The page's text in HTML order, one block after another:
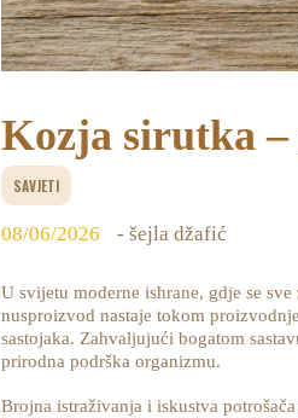
Kozja sirutka
SAVJETI
08/06/2026 - šejla džafić
U svijetu moderne ishrane, gdje se
nusproizvod nastaje tokom
sastojaka. Zahvaljujući bogatom
prirodna podrška organizmu.
Brojna istraživanja i iskustva